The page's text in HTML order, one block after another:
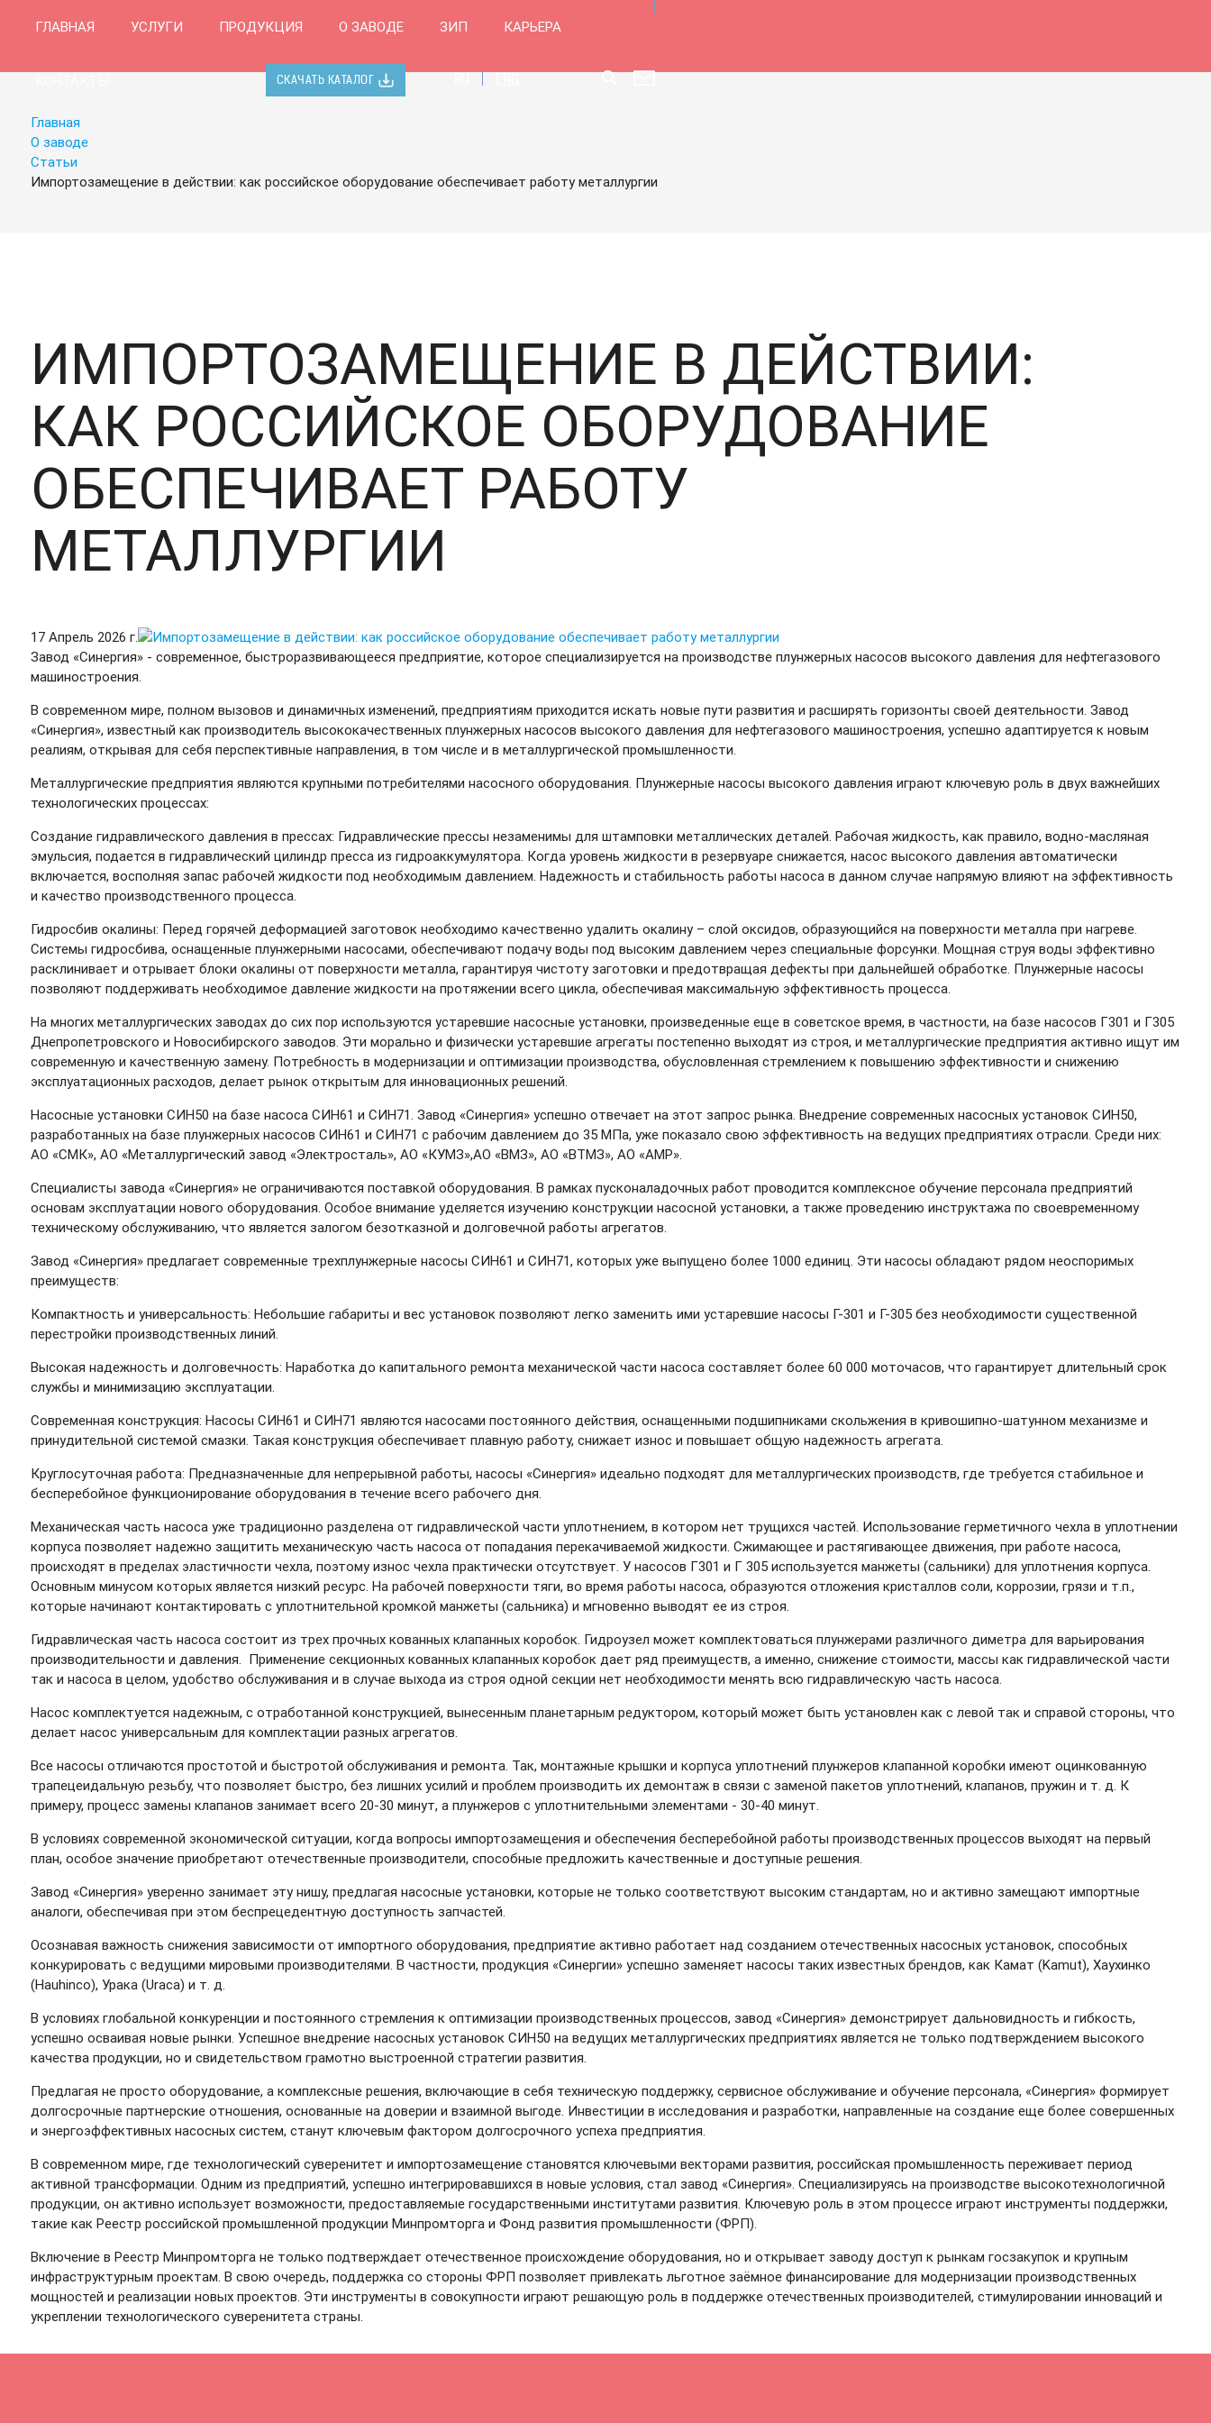
ГЛАВНАЯ УСЛУГИ ПРОДУКЦИЯ О ЗАВОДЕ ЗИП КАРЬЕРА
СКАЧАТЬ КАТАЛОГ search
Главная
О заводе
Статьи
Импортозамещение в действии: как российское оборудование обеспечивает работу металлургии
ИМПОРТОЗАМЕЩЕНИЕ В ДЕЙСТВИИ:
КАК РОССИЙСКОЕ ОБОРУДОВАНИЕ
ОБЕСПЕЧИВАЕТ РАБОТУ
МЕТАЛЛУРГИИ
17 Апрель 2026 г.
Завод «Синергия» - современное, быстроразвивающееся предприятие, которое специализируется на производстве плунжерных насосов высокого давления для нефтегазового
машиностроения.
В современном мире, полном вызовов и динамичных изменений, предприятиям приходится искать новые пути развития и расширять горизонты своей деятельности. Завод
«Синергия», известный как производитель высококачественных плунжерных насосов высокого давления для нефтегазового машиностроения, успешно адаптируется к новым
реалиям, открывая для себя перспективные направления, в том числе и в металлургической промышленности.
Металлургические предприятия являются крупными потребителями насосного оборудования. Плунжерные насосы высокого давления играют ключевую роль в двух важнейших
технологических процессах:
Создание гидравлического давления в прессах: Гидравлические прессы незаменимы для штамповки металлических деталей. Рабочая жидкость, как правило, водно-масляная
эмульсия, подается в гидравлический цилиндр пресса из гидроаккумулятора. Когда уровень жидкости в резервуаре снижается, насос высокого давления автоматически
включается, восполняя запас рабочей жидкости под необходимым давлением. Надежность и стабильность работы насоса в данном случае напрямую влияют на эффективность
и качество производственного процесса.
Гидросбив окалины: Перед горячей деформацией заготовок необходимо качественно удалить окалину – слой оксидов, образующийся на поверхности металла при нагреве.
Системы гидросбива, оснащенные плунжерными насосами, обеспечивают подачу воды под высоким давлением через специальные форсунки. Мощная струя воды эффективно
расклинивает и отрывает блоки окалины от поверхности металла, гарантируя чистоту заготовки и предотвращая дефекты при дальнейшей обработке. Плунжерные насосы
позволяют поддерживать необходимое давление жидкости на протяжении всего цикла, обеспечивая максимальную эффективность процесса.
На многих металлургических заводах до сих пор используются устаревшие насосные установки, произведенные еще в советское время, в частности, на базе насосов Г301 и Г305
Днепропетровского и Новосибирского заводов. Эти морально и физически устаревшие агрегаты постепенно выходят из строя, и металлургические предприятия активно ищут им
современную и качественную замену. Потребность в модернизации и оптимизации производства, обусловленная стремлением к повышению эффективности и снижению
эксплуатационных расходов, делает рынок открытым для инновационных решений.
Насосные установки СИН50 на базе насоса СИН61 и СИН71. Завод «Синергия» успешно отвечает на этот запрос рынка. Внедрение современных насосных установок СИН50,
разработанных на базе плунжерных насосов СИН61 и СИН71 с рабочим давлением до 35 МПа, уже показало свою эффективность на ведущих предприятиях отрасли. Среди них:
АО «СМК», АО «Металлургический завод «Электросталь», АО «КУМЗ»,АО «ВМЗ», АО «ВТМЗ», АО «АМР».
Специалисты завода «Синергия» не ограничиваются поставкой оборудования. В рамках пусконаладочных работ проводится комплексное обучение персонала предприятий
основам эксплуатации нового оборудования. Особое внимание уделяется изучению конструкции насосной установки, а также проведению инструктажа по своевременному
техническому обслуживанию, что является залогом безотказной и долговечной работы агрегатов.
Завод «Синергия» предлагает современные трехплунжерные насосы СИН61 и СИН71, которых уже выпущено более 1000 единиц. Эти насосы обладают рядом неоспоримых
преимуществ:
Компактность и универсальность: Небольшие габариты и вес установок позволяют легко заменить ими устаревшие насосы Г-301 и Г-305 без необходимости существенной
перестройки производственных линий.
Высокая надежность и долговечность: Наработка до капитального ремонта механической части насоса составляет более 60 000 моточасов, что гарантирует длительный срок
службы и минимизацию эксплуатации.
Современная конструкция: Насосы СИН61 и СИН71 являются насосами постоянного действия, оснащенными подшипниками скольжения в кривошипно-шатунном механизме и
принудительной системой смазки. Такая конструкция обеспечивает плавную работу, снижает износ и повышает общую надежность агрегата.
Круглосуточная работа: Предназначенные для непрерывной работы, насосы «Синергия» идеально подходят для металлургических производств, где требуется стабильное и
бесперебойное функционирование оборудования в течение всего рабочего дня.
Механическая часть насоса уже традиционно разделена от гидравлической части уплотнением, в котором нет трущихся частей. Использование герметичного чехла в уплотнении
корпуса позволяет надежно защитить механическую часть насоса от попадания перекачиваемой жидкости. Сжимающее и растягивающее движения, при работе насоса,
происходят в пределах эластичности чехла, поэтому износ чехла практически отсутствует. У насосов Г301 и Г 305 используется манжеты (сальники) для уплотнения корпуса.
Основным минусом которых является низкий ресурс. На рабочей поверхности тяги, во время работы насоса, образуются отложения кристаллов соли, коррозии, грязи и т.п.,
которые начинают контактировать с уплотнительной кромкой манжеты (сальника) и мгновенно выводят ее из строя.
Гидравлическая часть насоса состоит из трех прочных кованных клапанных коробок. Гидроузел может комплектоваться плунжерами различного диметра для варьирования
производительности и давления. Применение секционных кованных клапанных коробок дает ряд преимуществ, а именно, снижение стоимости, массы как гидравлической части
так и насоса в целом, удобство обслуживания и в случае выхода из строя одной секции нет необходимости менять всю гидравлическую часть насоса.
Насос комплектуется надежным, с отработанной конструкцией, вынесенным планетарным редуктором, который может быть установлен как с левой так и справой стороны, что
делает насос универсальным для комплектации разных агрегатов.
Все насосы отличаются простотой и быстротой обслуживания и ремонта. Так, монтажные крышки и корпуса уплотнений плунжеров клапанной коробки имеют оцинкованную
трапецеидальную резьбу, что позволяет быстро, без лишних усилий и проблем производить их демонтаж в связи с заменой пакетов уплотнений, клапанов, пружин и т. д. К
примеру, процесс замены клапанов занимает всего 20-30 минут, а плунжеров с уплотнительными элементами - 30-40 минут.
В условиях современной экономической ситуации, когда вопросы импортозамещения и обеспечения бесперебойной работы производственных процессов выходят на первый
план, особое значение приобретают отечественные производители, способные предложить качественные и доступные решения.
Завод «Синергия» уверенно занимает эту нишу, предлагая насосные установки, которые не только соответствуют высоким стандартам, но и активно замещают импортные
аналоги, обеспечивая при этом беспрецедентную доступность запчастей.
Осознавая важность снижения зависимости от импортного оборудования, предприятие активно работает над созданием отечественных насосных установок, способных
конкурировать с ведущими мировыми производителями. В частности, продукция «Синергии» успешно заменяет насосы таких известных брендов, как Камат (Kamut), Хаухинко
(Hauhinco), Урака (Uraca) и т. д.
В условиях глобальной конкуренции и постоянного стремления к оптимизации производственных процессов, завод «Синергия» демонстрирует дальновидность и гибкость,
успешно осваивая новые рынки. Успешное внедрение насосных установок СИН50 на ведущих металлургических предприятиях является не только подтверждением высокого
качества продукции, но и свидетельством грамотно выстроенной стратегии развития.
Предлагая не просто оборудование, а комплексные решения, включающие в себя техническую поддержку, сервисное обслуживание и обучение персонала, «Синергия» формирует
долгосрочные партнерские отношения, основанные на доверии и взаимной выгоде. Инвестиции в исследования и разработки, направленные на создание еще более совершенных
и энергоэффективных насосных систем, станут ключевым фактором долгосрочного успеха предприятия.
В современном мире, где технологический суверенитет и импортозамещение становятся ключевыми векторами развития, российская промышленность переживает период
активной трансформации. Одним из предприятий, успешно интегрировавшихся в новые условия, стал завод «Синергия». Специализируясь на производстве высокотехнологичной
продукции, он активно использует возможности, предоставляемые государственными институтами развития. Ключевую роль в этом процессе играют инструменты поддержки,
такие как Реестр российской промышленной продукции Минпромторга и Фонд развития промышленности (ФРП).
Включение в Реестр Минпромторга не только подтверждает отечественное происхождение оборудования, но и открывает заводу доступ к рынкам госзакупок и крупным
инфраструктурным проектам. В свою очередь, поддержка со стороны ФРП позволяет привлекать льготное заёмное финансирование для модернизации производственных
мощностей и реализации новых проектов. Эти инструменты в совокупности играют решающую роль в поддержке отечественных производителей, стимулировании инноваций и
укреплении технологического суверенитета страны.